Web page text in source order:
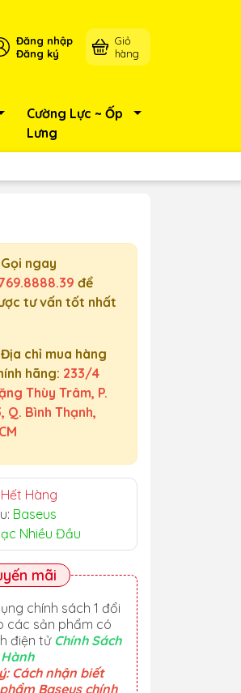
Đăng nhập
Đăng ký
Giỏ
hàng
Cường Lực ~ Ốp
Lưng
ngay
để
tư vấn tốt nhất
chỉ mua hàng
hãng: 233/4
Thùy Trâm, P.
Q. Bình Thạnh,
Hết Hàng
Baseus
Nhiều Đầu
mãi
chính sách 1 đổi
các sản phẩm có
điện tử Chính Sách
: Cách nhận biết
Baseus chính